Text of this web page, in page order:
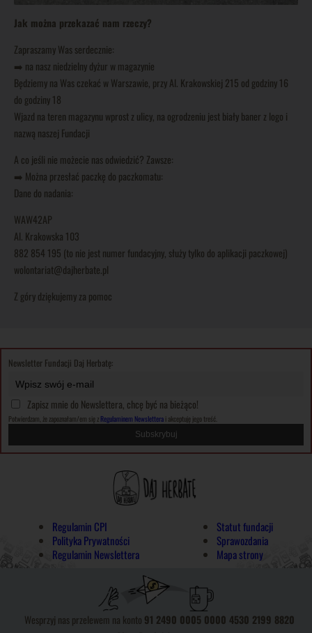
Jak można przekazać nam rzeczy?
Zapraszamy Was serdecznie:
➡️ na nasz niedzielny dyżur w magazynie
Będziemy na Was czekać w Warszawie, przy Al. Krakowskiej 215 od godziny 16
do godziny 18
Wjazd na teren magazynu wprost z ulicy, na ogrodzeniu jest biały baner z logo i
nazwą naszej Fundacji
A co jeśli nie możecie nas odwiedzić? Zawsze:
➡️ Można przesłać paczkę do paczkomatu:
Dane do nadania:
WAW42AP
Al. Krakowska 103
882 854 195 (to nie jest numer fundacyjny, służy tylko do aplikacji paczkowej)
wolontariat@dajherbate.pl
Z góry dziękujemy za pomoc
Newsletter Fundacji Daj Herbatę:
Zapisz mnie do Newslettera, chcę być na bieżąco!
Potwierdzam, że zapoznałam/em się z Regulaminem Newslettera i akceptuję jego treść.
Regulamin CPI
Polityka Prywatności
Regulamin Newslettera
Statut fundacji
Sprawozdania
Mapa strony
Wesprzyj nas przelewem na konto 91 2490 0005 0000 4530 2199 8820